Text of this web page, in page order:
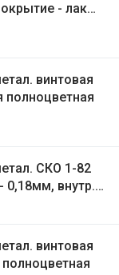
- лак
винтовая
полноцветная
СКО 1-82
0,18мм, внутр.
винтовая